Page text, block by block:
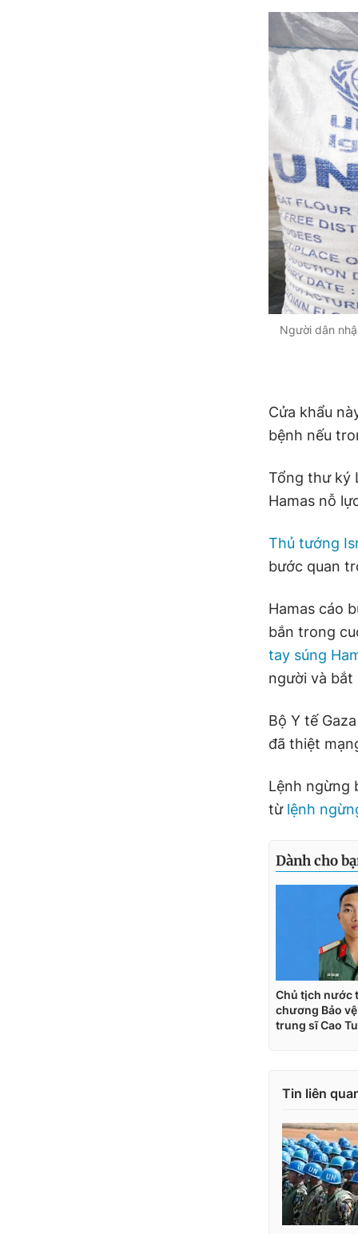
Người dân
Cửa khẩu
bệnh nếu
Tổng thư ký
Hamas nỗ
Thủ tướng
bước quan
Hamas cáo
bắn trong
tay súng
người và bắt
Bộ Y tế
đã thiệt
Lệnh ngừng
từ lệnh
Tin liên